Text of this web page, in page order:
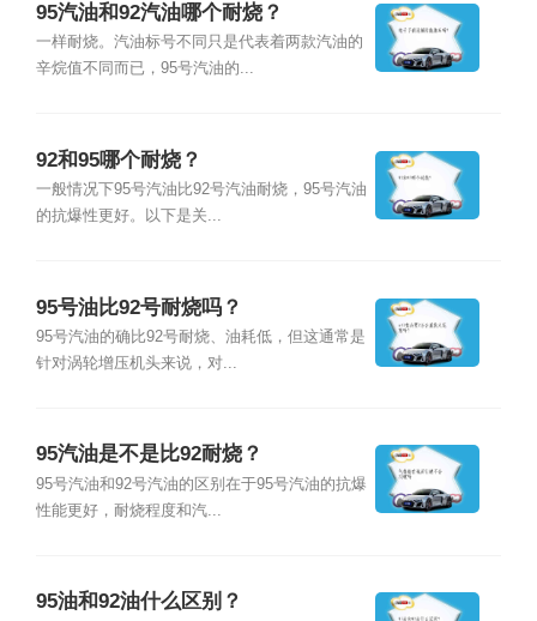
95汽油和92汽油哪个耐烧？
一样耐烧。汽油标号不同只是代表着两款汽油的
辛烷值不同而已，95号汽油的...
92和95哪个耐烧？
一般情况下95号汽油比92号汽油耐烧，95号汽油
的抗爆性更好。以下是关...
95号油比92号耐烧吗？
95号汽油的确比92号耐烧、油耗低，但这通常是
针对涡轮增压机头来说，对...
95汽油是不是比92耐烧？
95号汽油和92号汽油的区别在于95号汽油的抗爆
性能更好，耐烧程度和汽...
95油和92油什么区别？